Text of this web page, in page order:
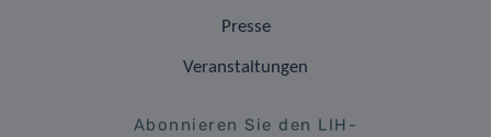
Presse
Veranstaltungen
Abonnieren Sie den LIH-